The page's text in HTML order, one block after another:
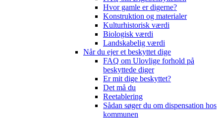
Hvor gamle er digerne?
Konstruktion og materialer
Kulturhistorisk værdi
Biologisk værdi
Landskabelig værdi
Når du ejer et beskyttet dige
FAQ om Ulovlige forhold på
beskyttede diger
Er mit dige beskyttet?
Det må du
Reetablering
Sådan søger du om dispensation hos
kommunen